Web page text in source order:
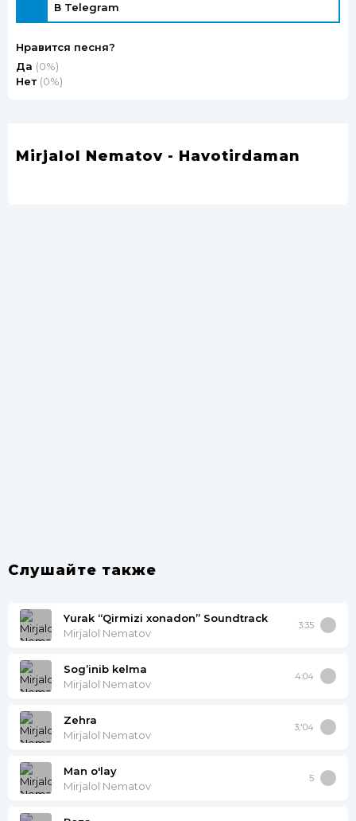
В Telegram
Нравится песня?
Да (0%)
Нет (0%)
Mirjalol Nematov - Havotirdaman
Слушайте также
Yurak “Qirmizi xonadon” Soundtrack
Mirjalol Nematov
3:35
Sog’inib kelma
Mirjalol Nematov
4:04
Zehra
Mirjalol Nematov
3;'04
Man o'lay
Mirjalol Nematov
5